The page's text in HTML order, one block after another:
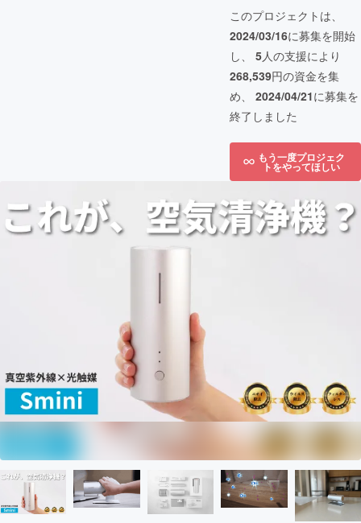
このプロジェクトは、
2024/03/16に募集を開始
し、 5人の支援により
268,539円の資金を集
め、 2024/04/21に募集を
終了しました
もう一度プロジェク
トをやってほしい